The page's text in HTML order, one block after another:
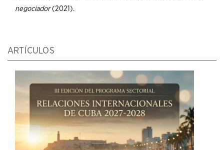
negociador(2021).
ARTÍCULOS